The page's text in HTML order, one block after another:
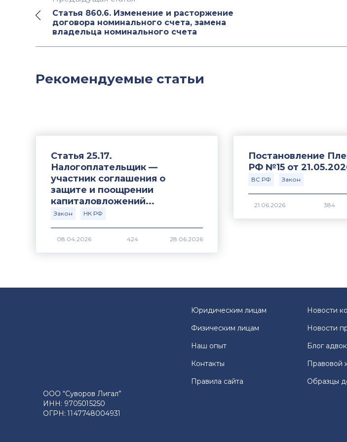
Статья 860.6. Изменение и расторжение
договора номинального счета, замена
владельца номинального счета
Рекомендуемые статьи
Статья 25.17.
Налогоплательщик —
участник соглашения о
защите и поощрении
капиталовложений...
Закон НК РФ
424
Постановление
РФ №15 от
ВС РФ Закон
384
ООО “Суворов Лигал”
ИНН: 9705015250
ОГРН: 1147748004931
Юридическим лицам
Новости
Физическим лицам
Новости
Наш опыт
Блог
Контакты
Правовой
Правила сайта
Образцы